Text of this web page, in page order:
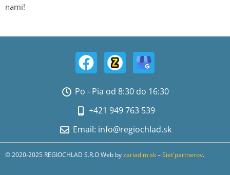
nami!
Po - Pia od 8:30 do 16:30
+421 949 763 539
Email: info@regiochlad.sk
© 2020-2025 REGIOCHLAD S.R.O Web byzariadim.sk–Sieť partnerov.